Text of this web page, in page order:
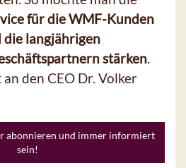
für die WMF-Kunden
langjährigen
stärken.
den CEO Dr. Volker
abonnieren und immer informiert
sein!